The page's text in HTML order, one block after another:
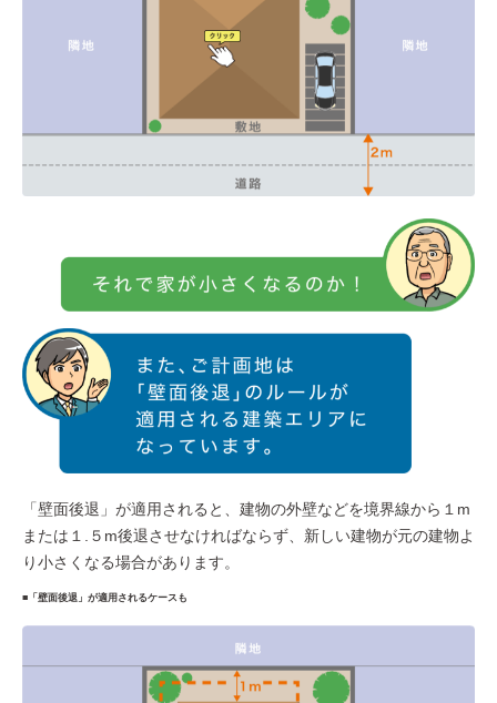
「壁面後退」が適用されると、建物の外壁などを境界線から１m
または１.５m後退させなければならず、新しい建物が元の建物よ
り小さくなる場合があります。
■「壁面後退」が適用されるケースも